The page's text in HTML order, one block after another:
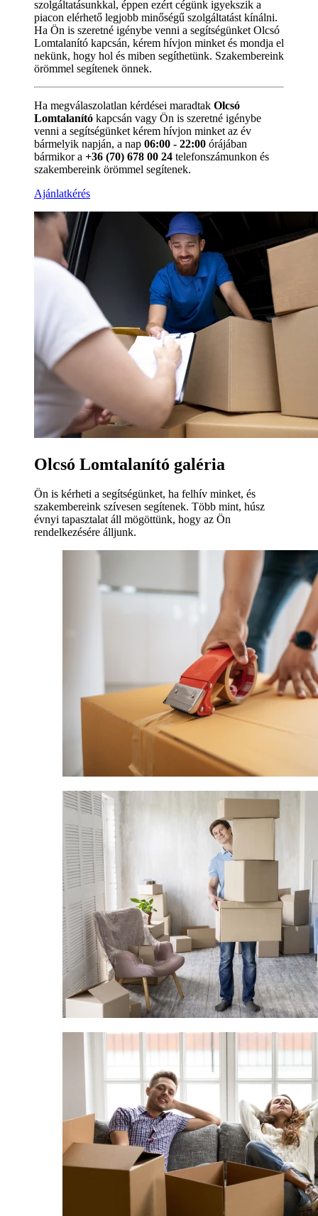
szolgáltatásunkkal, éppen ezért cégünk igyekszik a
piacon elérhető legjobb minőségű szolgáltatást kínálni.
Ha Ön is szeretné igénybe venni a segítségünket Olcsó
Lomtalanító kapcsán, kérem hívjon minket és mondja el
nekünk, hogy hol és miben segíthetünk. Szakembereink
örömmel segítenek önnek.
Ha megválaszolatlan kérdései maradtak Olcsó
Lomtalanító kapcsán vagy Ön is szeretné igénybe
venni a segítségünket kérem hívjon minket az év
bármelyik napján, a nap 06:00 - 22:00 órájában
bármikor a +36 (70) 678 00 24 telefonszámunkon és
szakembereink örömmel segítenek.
Ajánlatkérés
Olcsó Lomtalanító galéria
Ön is kérheti a segítségünket, ha felhív minket, és
szakembereink szívesen segítenek. Több mint, húsz
évnyi tapasztalat áll mögöttünk, hogy az Ön
rendelkezésére álljunk.